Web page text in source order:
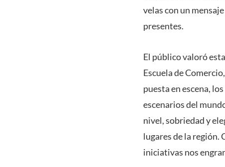
velas con un
presentes.
El público valoró
Escuela de
puesta en escena,
escenarios del
nivel, sobriedad y
lugares de la región.
iniciativas nos